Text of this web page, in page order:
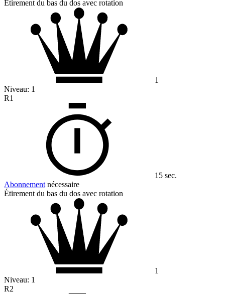
Étirement du bas du dos avec rotation
1
Niveau: 1
R1
15 sec.
Abonnement nécessaire
Étirement du bas du dos avec rotation
1
Niveau: 1
R2